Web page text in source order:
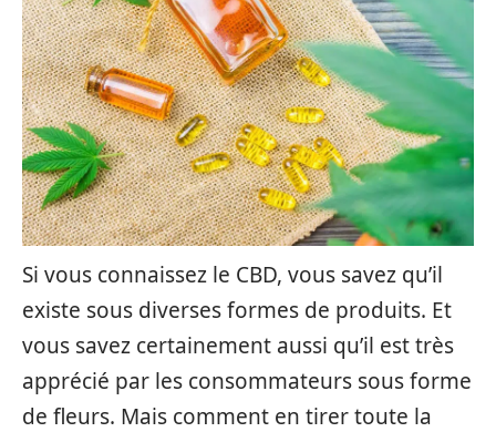
Si vous connaissez le CBD, vous savez qu’il
existe sous diverses formes de produits. Et
vous savez certainement aussi qu’il est très
apprécié par les consommateurs sous forme
de fleurs. Mais comment en tirer toute la